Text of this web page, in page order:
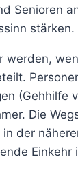
Senioren
stärken.
werden,
(Gehhilfe
Die
der
Einkehr